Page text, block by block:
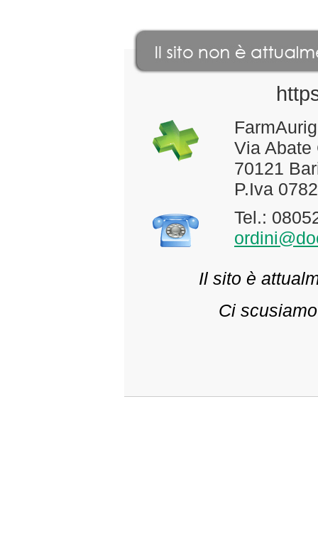
Via Abate
70121
P.Iva
Tel.:
Il sito è
Ci